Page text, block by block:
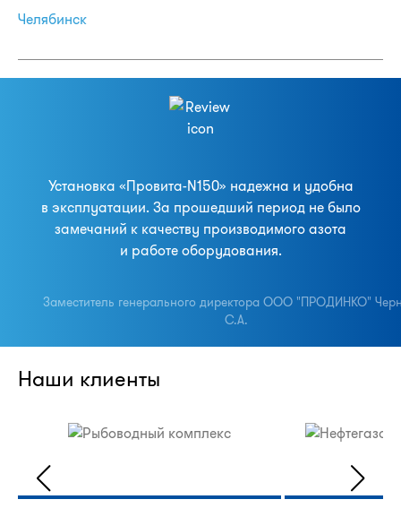
Челябинск
Установка «Провита-N150» надежна и удобна
в эксплуатации. За прошедший период не было
замечаний к качеству производимого азота
и работе оборудования.
Заместитель генерального директора ООО "ПРОДИНКО"
С.А.
Наши клиенты